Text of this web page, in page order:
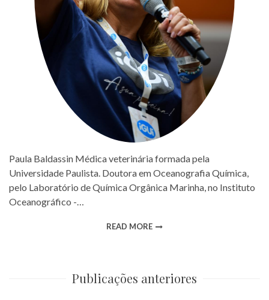
Paula Baldassin Médica veterinária formada pela
Universidade Paulista. Doutora em Oceanografia Química,
pelo Laboratório de Química Orgânica Marinha, no Instituto
Oceanográfico -…
READ MORE
Publicações anteriores